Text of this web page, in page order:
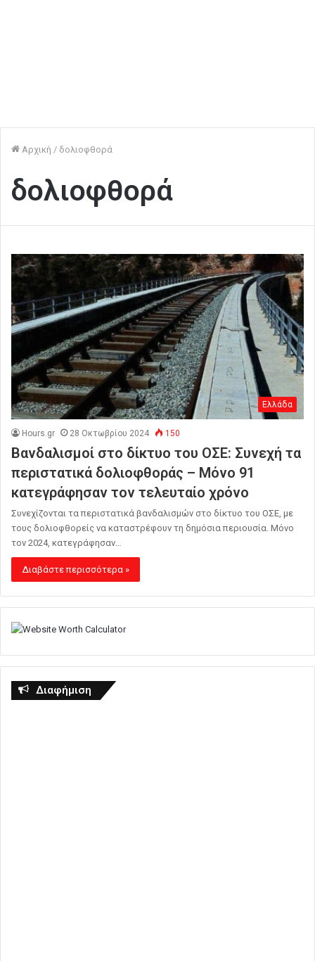
Αρχική / δολιοφθορά
δολιοφθορά
Ελλάδα
Hours.gr 28 Οκτωβρίου 2024 150
Βανδαλισμοί στο δίκτυο του ΟΣΕ: Συνεχή τα
περιστατικά δολιοφθοράς – Μόνο 91
κατεγράφησαν τον τελευταίο χρόνο
Συνεχίζονται τα περιστατικά βανδαλισμών στο δίκτυο του ΟΣΕ, με
τους δολιοφθορείς να καταστρέφουν τη δημόσια περιουσία. Μόνο
τον 2024, κατεγράφησαν…
Διαβάστε περισσότερα »
Διαφήμιση